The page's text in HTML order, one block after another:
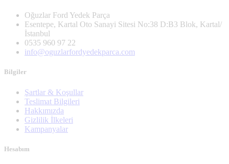
Oğuzlar Ford Yedek Parça
Esentepe, Kartal Oto Sanayi Sitesi No:38 D:B3 Blok, Kartal/
İstanbul
0535 960 97 22
info@oguzlarfordyedekparca.com
Bilgiler
Şartlar & Koşullar
Teslimat Bilgileri
Hakkımızda
Gizlilik İlkeleri
Kampanyalar
Hesabım